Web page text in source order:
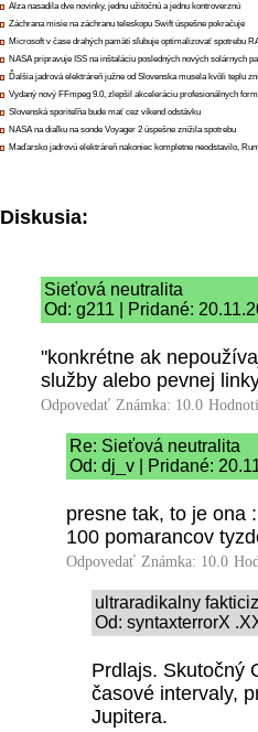
Alza nasadila dve novinky, jednu užitočnú a jednu kontroverznú
Záchrana misie na záchranu teleskopu Swift úspešne pokračuje
Microsoft v čase drahých pamätí sľubuje optimalizovať spotrebu
NASA pripravuje ISS na inštaláciu posledných nových solárnych
Ďalšia jadrová elektráreň južne od Slovenska musela kvôli teplu
Vydaný nový FFmpeg 9.0, zlepšil akceleráciu profesionálnych
Slovenská sporiteľňa bude mať cez víkend odstávku
NASA na diaľku na sonde Voyager 2 úspešne znížila spotrebu
Maďarsko jadrovú elektráreň nakoniec kompletne neodstavilo,
Diskusia:
Sieťová neutralita
Od: g211 | Pridané:
"konkrétne ak
služby alebo pevnej
Odpovedať Známka: 10.0
Re: Sieťová neutralita
Od: dj_v | Pridané:
presne tak, to je ona
100 pomarancov
Odpovedať Známka: 10.0
ultraradikalny
Od: syntaxterrorX
Prdlajs. Skutočný
časové intervaly,
Jupitera.